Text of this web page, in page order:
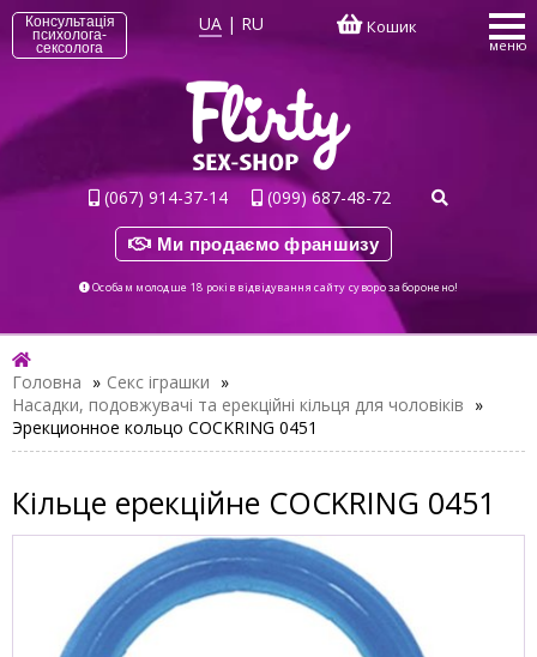
Консультація
психолога-
сексолога
UA | RU Кошик
меню
(067) 914-37-14 (099) 687-48-72
Ми продаємо франшизу
Особам молодше 18 років відвідування сайту суворо заборонено!
Головна » Секс іграшки »
Насадки, подовжувачі та ерекційні кільця для чоловіків »
Эрекционное кольцо COCKRING 0451
Кільце ерекційне COCKRING 0451